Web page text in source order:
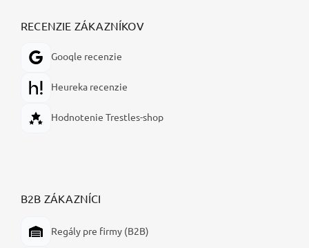
RECENZIE ZÁKAZNÍKOV
Google recenzie
Heureka recenzie
Hodnotenie Trestles-shop
B2B ZÁKAZNÍCI
Regály pre firmy (B2B)